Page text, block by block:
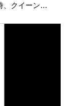
、クイーン…